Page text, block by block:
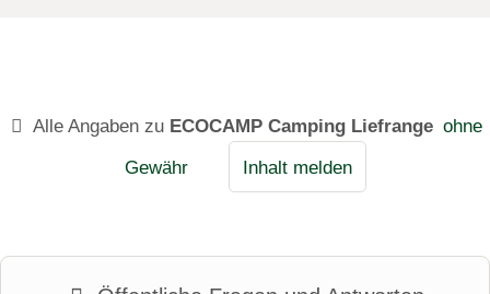
Alle Angaben zu ECOCAMP Camping Liefrange ohne
Gewähr
Inhalt melden